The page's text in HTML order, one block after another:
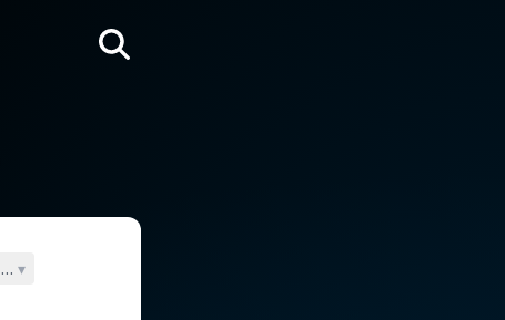
des vivants
▾